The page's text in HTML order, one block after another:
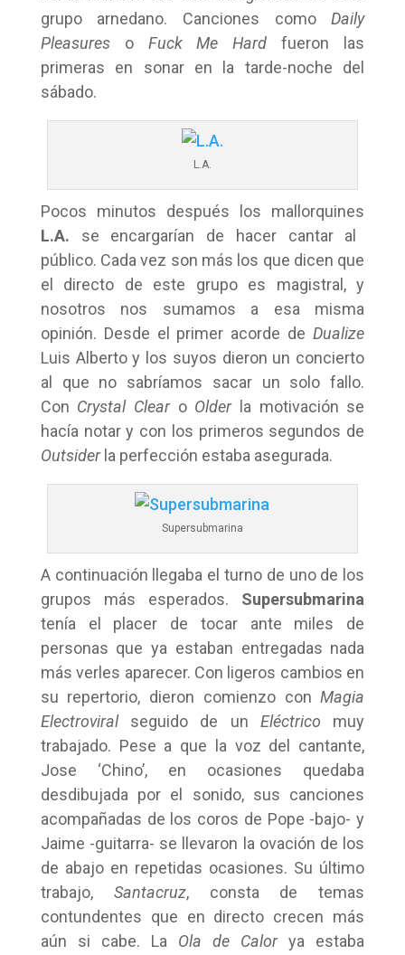
grupo arnedano. Canciones comoDaily
Pleasureso Fuck Me Hard fueron las
primeras en sonar en la tarde-noche del
sábado.
L.A.
Pocos minutos después los mallorquines
L.A. se encargarían de hacer cantar al
público. Cada vez son más los que dicen que
el directo de este grupo es magistral, y
nosotros nos sumamos a esa misma
opinión. Desde el primer acorde deDualize
Luis Alberto y los suyos dieron un concierto
al que no sabríamos sacar un solo fallo.
Con Crystal Clearo Olderla motivación se
hacía notar y con los primeros segundos de
Outsiderla perfección estaba asegurada.
Supersubmarina
A continuación llegaba el turno de uno de los
grupos más esperados. Supersubmarina
tenía el placer de tocar ante miles de
personas que ya estaban entregadas nada
más verles aparecer. Con ligeros cambios en
su repertorio, dieron comienzo conMagia
Electroviralseguido de un Eléctrico muy
trabajado. Pese a que la voz del cantante,
Jose ‘Chino’, en ocasiones quedaba
desdibujada por el sonido, sus canciones
acompañadas de los coros de Pope -bajo- y
Jaime -guitarra- se llevaron la ovación de los
de abajo en repetidas ocasiones. Su último
trabajo, Santacruz, consta de temas
contundentes que en directo crecen más
aún si cabe. La Ola de Calorya estaba